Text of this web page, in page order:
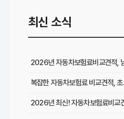
최신 소식